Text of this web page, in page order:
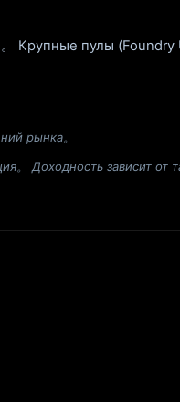
Крупные пулы
рынка。
Доходность зависит от